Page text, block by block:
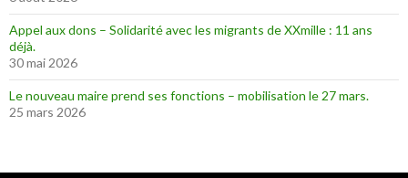
Appel aux dons – Solidarité avec les migrants de XXmille : 11 ans
déjà.
30 mai 2026
Le nouveau maire prend ses fonctions – mobilisation le 27 mars.
25 mars 2026